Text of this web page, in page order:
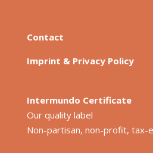
Contact
Imprint & Privacy Policy
Intermundo Certificate
Our quality label
Non-partisan, non-profit, tax-